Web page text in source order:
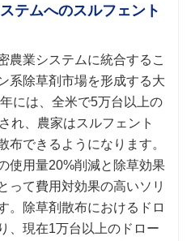
テムへのスルフェント
農業システムに統合するこ
系除草剤市場を形成する大
には、全米で5万台以上の
れ、農家はスルフェント
布できるようになります。
使用量20%削減と除草効果
って費用対効果の高いソリ
。除草剤散布におけるドロ
、現在1万台以上のドロー